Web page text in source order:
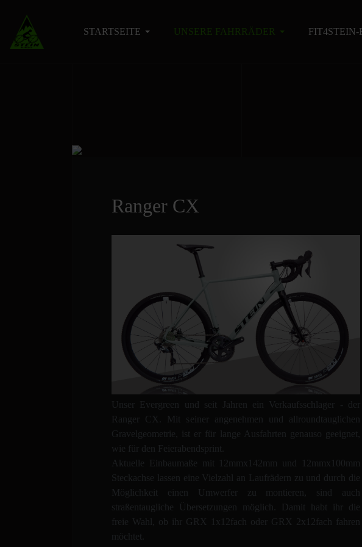
STARTSEITE UNSERE FAHRRÄDER FIT4STEIN-
Ranger CX
Unser Evergreen und seit Jahren ein Verkaufsschlager - der
Ranger CX. Mit seiner angenehmen und allroundtauglichen
Gravelgeometrie, ist er für lange Ausfahrten genauso geeignet,
wie für den Feierabendsprint.
Aktuelle Einbaumaße mit 12mmx142mm und 12mmx100mm
Steckachse lassen eine Vielzahl an Laufrädern zu und durch die
Möglichkeit einen Umwerfer zu montieren, sind auch
straßentaugliche Übersetzungen möglich. Damit habt ihr die
freie Wahl, ob ihr GRX 1x12fach oder GRX 2x12fach fahren
möchtet.